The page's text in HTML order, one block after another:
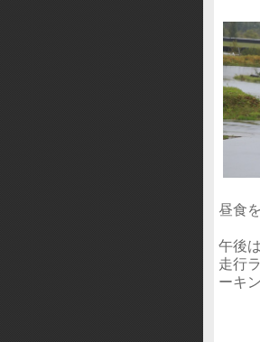
昼食
午後
走行
ーキ